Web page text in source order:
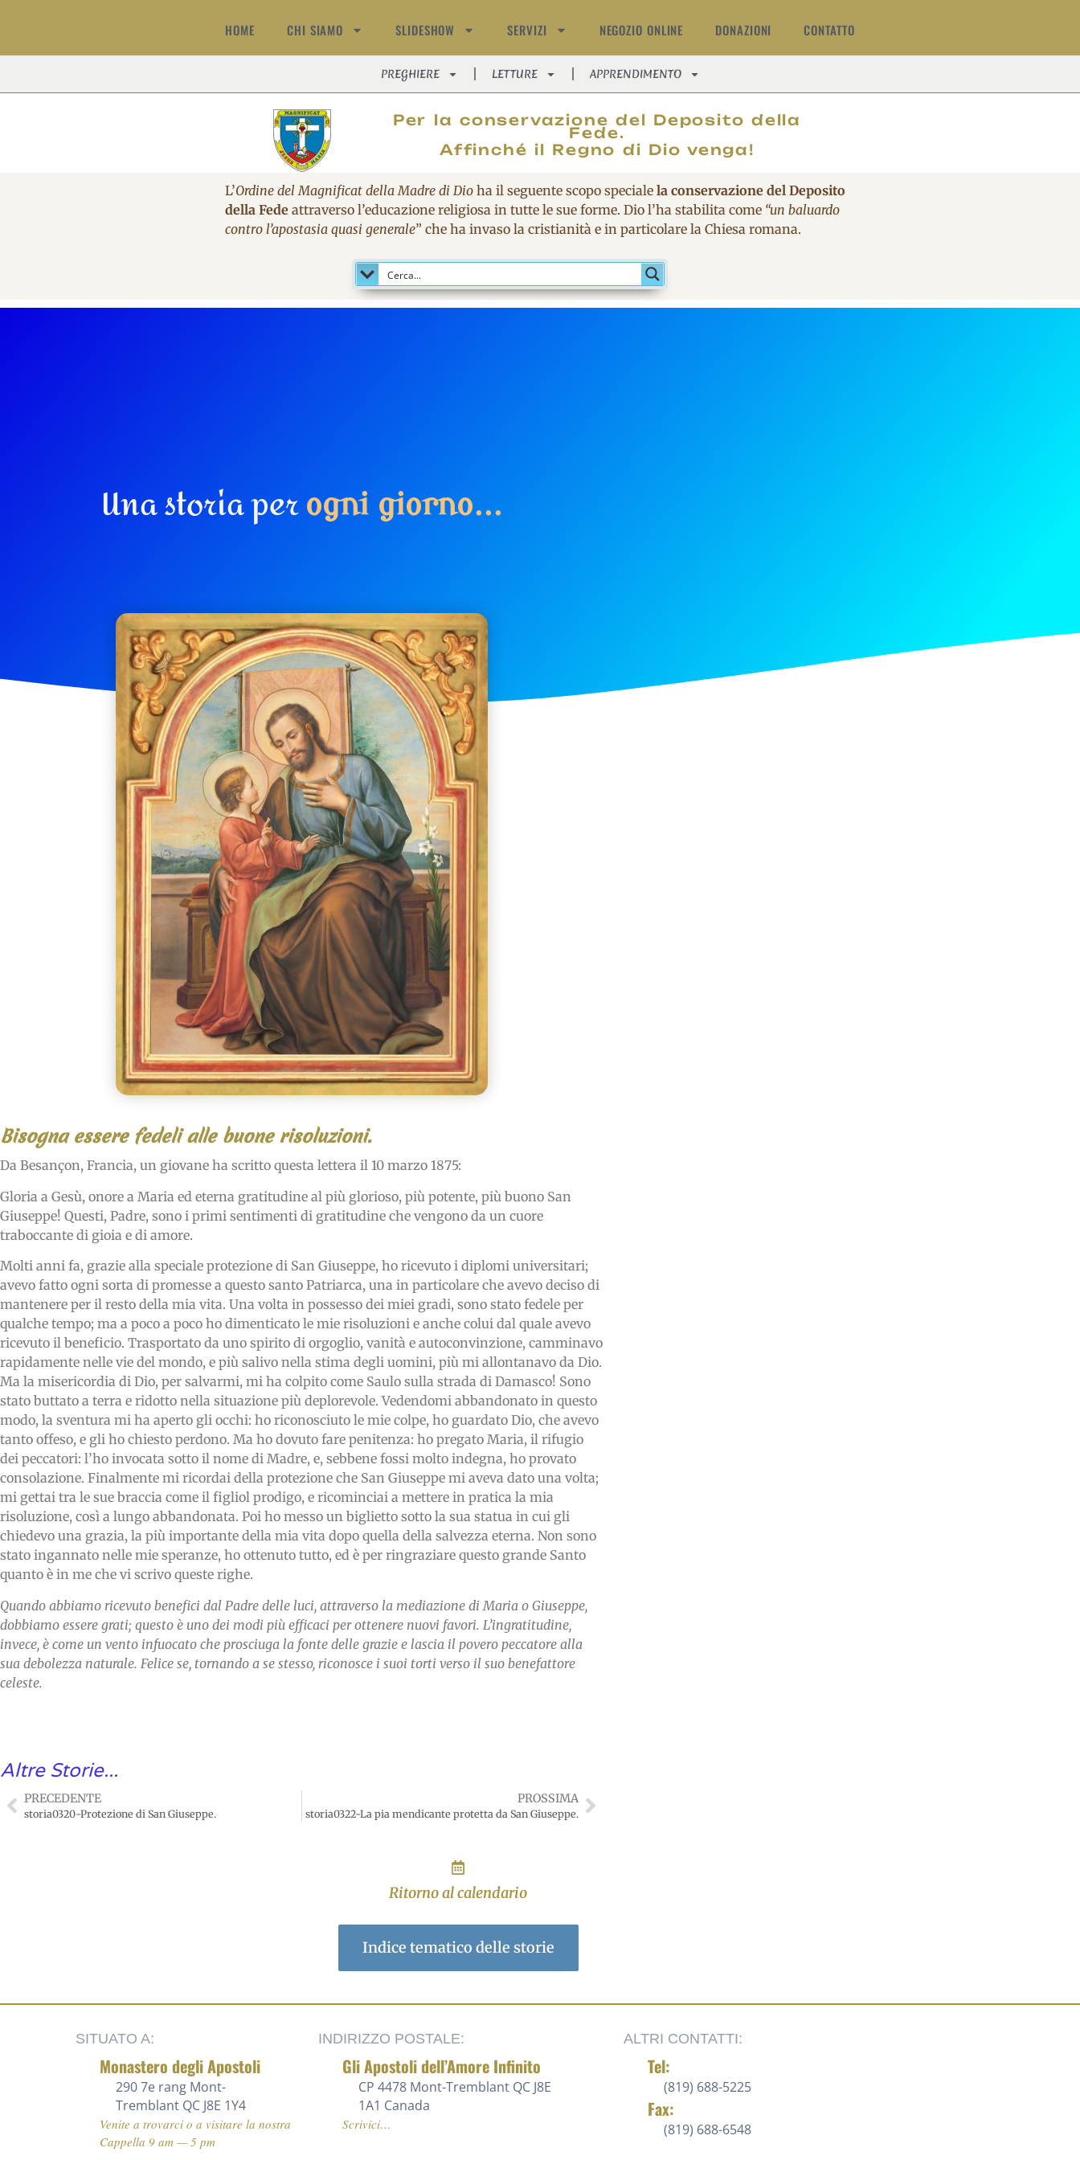
HOME CHI SIAMO SLIDESHOW SERVIZI NEGOZIO ONLINE DONAZIONI CONTATTO
PREGHIERE LETTURE APPRENDIMENTO
Per la conservazione del Deposito della
Fede.
Affinché il Regno di Dio venga!
MAGNIFICO
L’Ordine del Magnificat della Madre di Dio ha il seguente scopo speciale la conservazione del Deposito
della Fede attraverso l’educazione religiosa in tutte le sue forme. Dio l’ha stabilita come “un baluardo
contro l’apostasia quasi generale” che ha invaso la cristianità e in particolare la Chiesa romana.
Una storia per ogni giorno...
Bisogna essere fedeli alle buone risoluzioni.
Da Besançon, Francia, un giovane ha scritto questa lettera il 10 marzo 1875:
Gloria a Gesù, onore a Maria ed eterna gratitudine al più glorioso, più potente, più buono San
Giuseppe! Questi, Padre, sono i primi sentimenti di gratitudine che vengono da un cuore
traboccante di gioia e di amore.
Molti anni fa, grazie alla speciale protezione di San Giuseppe, ho ricevuto i diplomi universitari;
avevo fatto ogni sorta di promesse a questo santo Patriarca, una in particolare che avevo deciso di
mantenere per il resto della mia vita. Una volta in possesso dei miei gradi, sono stato fedele per
qualche tempo; ma a poco a poco ho dimenticato le mie risoluzioni e anche colui dal quale avevo
ricevuto il beneficio. Trasportato da uno spirito di orgoglio, vanità e autoconvinzione, camminavo
rapidamente nelle vie del mondo, e più salivo nella stima degli uomini, più mi allontanavo da Dio.
Ma la misericordia di Dio, per salvarmi, mi ha colpito come Saulo sulla strada di Damasco! Sono
stato buttato a terra e ridotto nella situazione più deplorevole. Vedendomi abbandonato in questo
modo, la sventura mi ha aperto gli occhi: ho riconosciuto le mie colpe, ho guardato Dio, che avevo
tanto offeso, e gli ho chiesto perdono. Ma ho dovuto fare penitenza: ho pregato Maria, il rifugio
dei peccatori: l’ho invocata sotto il nome di Madre, e, sebbene fossi molto indegna, ho provato
consolazione. Finalmente mi ricordai della protezione che San Giuseppe mi aveva dato una volta;
mi gettai tra le sue braccia come il figliol prodigo, e ricominciai a mettere in pratica la mia
risoluzione, così a lungo abbandonata. Poi ho messo un biglietto sotto la sua statua in cui gli
chiedevo una grazia, la più importante della mia vita dopo quella della salvezza eterna. Non sono
stato ingannato nelle mie speranze, ho ottenuto tutto, ed è per ringraziare questo grande Santo
quanto è in me che vi scrivo queste righe.
Quando abbiamo ricevuto benefici dal Padre delle luci, attraverso la mediazione di Maria o Giuseppe,
dobbiamo essere grati; questo è uno dei modi più efficaci per ottenere nuovi favori. L’ingratitudine,
invece, è come un vento infuocato che prosciuga la fonte delle grazie e lascia il povero peccatore alla
sua debolezza naturale. Felice se, tornando a se stesso, riconosce i suoi torti verso il suo benefattore
celeste.
Altre Storie...
PRECEDENTE
storia0320-Protezione di San Giuseppe.
PROSSIMA
storia0322-La pia mendicante protetta da San Giuseppe.
Ritorno al calendario
Indice tematico delle storie
SITUATO A:
Monastero degli Apostoli
290 7e rang Mont-
Tremblant QC J8E 1Y4
Venite a trovarci o a visitare la nostra
Cappella 9 am — 5 pm
INDIRIZZO POSTALE:
Gli Apostoli dell’Amore Infinito
CP 4478 Mont-Tremblant QC J8E
1A1 Canada
Scrivici…
ALTRI CONTATTI:
Tel:
(819) 688-5225 ‍
Fax:
(819) 688-6548